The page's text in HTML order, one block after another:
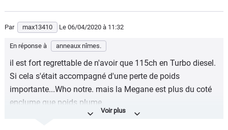
Par max13410 Le 06/04/2020 à 11:32
En réponse à anneaux nîmes.
il est fort regrettable de n'avoir que 115ch en Turbo diesel.
Si cela s'était accompagné d'une perte de poids
importante...Who notre. mais la Megane est plus du coté
enclume que poids plume.